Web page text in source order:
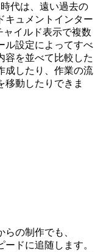
代は、遠い過去の
キュメントインター
イルド表示で複数
ル設定によってすべ
容を並べて比較した
成したり、作業の流
移動したりできま
の制作でも、
ードに追随します。